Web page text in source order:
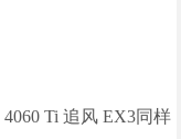
Ti 追风 EX3同样